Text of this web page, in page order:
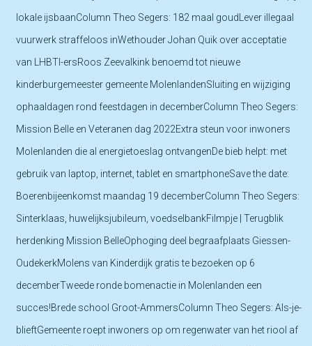
lokale ijsbaanColumn Theo Segers: 182 maal goudLever illegaal
vuurwerk straffeloos inWethouder Johan Quik over acceptatie
van LHBTI-ersRoos Zeevalkink benoemd tot nieuwe
kinderburgemeester gemeente MolenlandenSluiting en wijziging
ophaaldagen rond feestdagen in decemberColumn Theo Segers:
Mission Belle en Veteranen dag 2022Extra steun voor inwoners
Molenlanden die al energietoeslag ontvangenDe bieb helpt: met
gebruik van laptop, internet, tablet en smartphoneSave the date:
Boerenbijeenkomst maandag 19 decemberColumn Theo Segers:
Sinterklaas, huwelijksjubileum, voedselbankFilmpje | Terugblik
herdenking Mission BelleOphoging deel begraafplaats Giessen-
OudekerkMolens van Kinderdijk gratis te bezoeken op 6
decemberTweede ronde bomenactie in Molenlanden een
succes!Brede school Groot-AmmersColumn Theo Segers: Als-je-
blieftGemeente roept inwoners op om regenwater van het riool af